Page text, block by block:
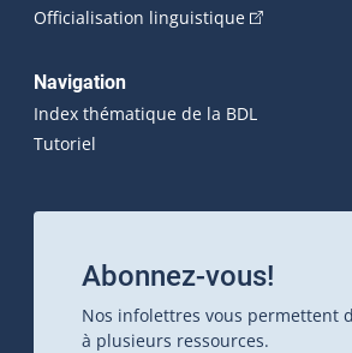
Officialisation linguistique(Cet
Navigation
Index thématique de la BDL
Tutoriel
Abonnez-vous!
Nos infolettres vous permettent
à plusieurs ressources.